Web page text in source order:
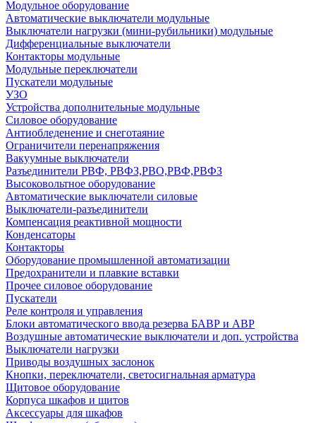
Модульное оборудование
Автоматические выключатели модульные
Выключатели нагрузки (мини-рубильники) модульные
Дифференциальные выключатели
Контакторы модульные
Модульные переключатели
Пускатели модульные
УЗО
Устройства дополнительные модульные
Силовое оборудование
Антиобледенение и снеготаяние
Ограничители перенапряжения
Вакуумные выключатели
Разъединители РВФ, РВФЗ,РВО,РВФ,РВФЗ
Высоковольтное оборудование
Автоматические выключатели cиловые
Выключатели-разъединители
Компенсация реактивной мощности
Конденсаторы
Контакторы
Оборудование промышленной автоматизации
Предохранители и плавкие вставки
Прочее силовое оборудование
Пускатели
Реле контроля и управления
Блоки автоматического ввода резерва БАВР и АВР
Воздушные автоматические выключатели и доп. устройства
Выключатели нагрузки
Приводы воздушных заслонок
Кнопки, переключатели, светосигнальная арматура
Щитовое оборудование
Корпуса шкафов и щитов
Аксессуары для шкафов